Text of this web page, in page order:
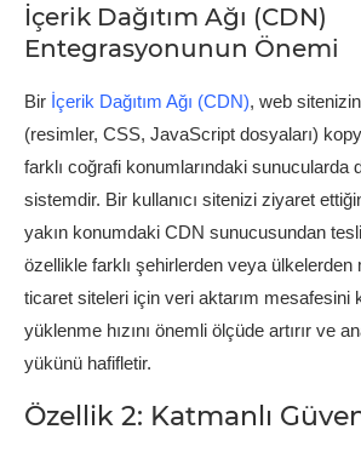
İçerik Dağıtım Ağı (CDN)
Entegrasyonunun Önemi
Bir İçerik Dağıtım Ağı (CDN), web
(resimler, CSS, JavaScript dosyaları)
farklı coğrafi konumlarındaki sunucularda
sistemdir. Bir kullanıcı sitenizi ziyaret
yakın konumdaki CDN sunucusundan
özellikle farklı şehirlerden veya
ticaret siteleri için veri aktarım mesafesini
yüklenme hızını önemli ölçüde artırır ve
yükünü hafifletir.
Özellik 2: Katmanlı